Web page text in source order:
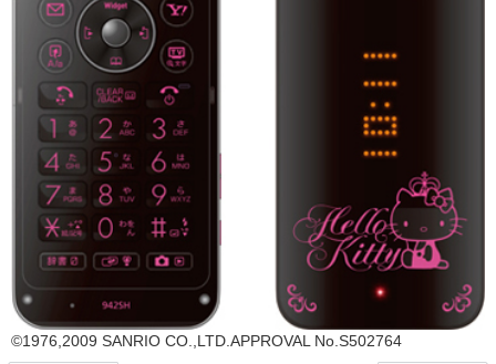
©1976,2009 SANRIO CO.,LTD.APPROVAL No.S502764